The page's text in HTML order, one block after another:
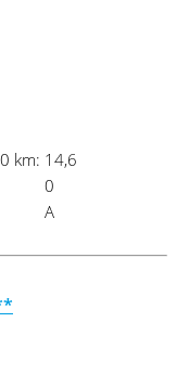
km: 14,6
0
A